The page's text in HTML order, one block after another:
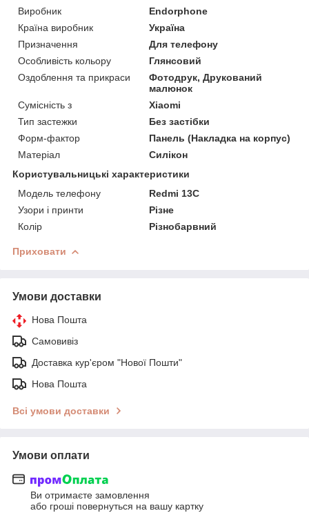
Виробник
Endorphone
Країна виробник
Україна
Призначення
Для телефону
Особливість кольору
Глянсовий
Оздоблення та прикраси
Фотодрук, Друкований
малюнок
Сумісність з
Xiaomi
Тип застежки
Без застібки
Форм-фактор
Панель (Накладка на корпус)
Матеріал
Силікон
Користувальницькі характеристики
Модель телефону
Redmi 13C
Узори і принти
Різне
Колір
Різнобарвний
Приховати
Умови доставки
Нова Пошта
Самовивіз
Доставка кур'єром "Нової Пошти"
Нова Пошта
Всі умови доставки
Умови оплати
Ви отримаєте замовлення
або гроші повернуться на вашу картку